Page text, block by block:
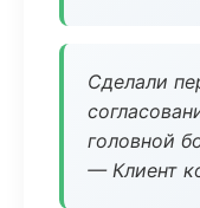
Сделали
головной
— Клиент